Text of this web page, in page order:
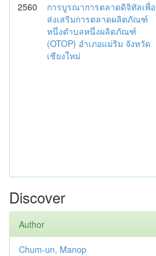
2560
การบูรณาการตลาดดิจิทัลเพื่อ
ส่งเสริมการตลาดผลิตภัณฑ์
หนึ่งตำบลหนึ่งผลิตภัณฑ์
(OTOP) อำเภอแม่ริม จังหวัด
เชียงใหม่
Discover
Author
Chum-un, Manop